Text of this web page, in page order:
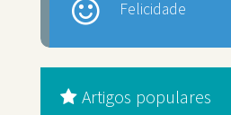
Felicidade
Artigos populares